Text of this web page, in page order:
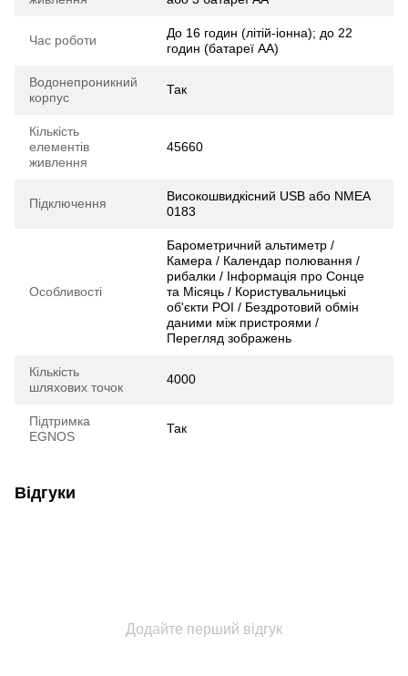
Час роботи
До 16 годин (літій-іонна); до 22
годин (батареї AA)
Водонепроникний
корпус
Так
Кількість
елементів
живлення
45660
Підключення
Високошвидкісний USB або NMEA
0183
Особливості
Барометричний альтиметр /
Камера / Календар полювання /
рибалки / Інформація про Сонце
та Місяць / Користувальницькі
об'єкти POI / Бездротовий обмін
даними між пристроями /
Перегляд зображень
Кількість
шляхових точок
4000
Підтримка
EGNOS
Так
Відгуки
Додайте перший відгук